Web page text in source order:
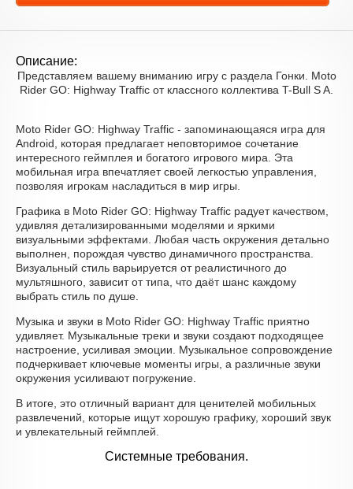
Описание:
Представляем вашему вниманию игру с раздела Гонки. Moto
Rider GO: Highway Traffic от классного коллектива T-Bull S A.
Moto Rider GO: Highway Traffic - запоминающаяся игра для
Android, которая предлагает неповторимое сочетание
интересного геймплея и богатого игрового мира. Эта
мобильная игра впечатляет своей легкостью управления,
позволяя игрокам насладиться в мир игры.
Графика в Moto Rider GO: Highway Traffic радует качеством,
удивляя детализированными моделями и яркими
визуальными эффектами. Любая часть окружения детально
выполнен, порождая чувство динамичного пространства.
Визуальный стиль варьируется от реалистичного до
мультяшного, зависит от типа, что даёт шанс каждому
выбрать стиль по душе.
Музыка и звуки в Moto Rider GO: Highway Traffic приятно
удивляет. Музыкальные треки и звуки создают подходящее
настроение, усиливая эмоции. Музыкальное сопровождение
подчеркивает ключевые моменты игры, а различные звуки
окружения усиливают погружение.
В итоге, это отличный вариант для ценителей мобильных
развлечений, которые ищут хорошую графику, хороший звук
и увлекательный геймплей.
Системные требования.